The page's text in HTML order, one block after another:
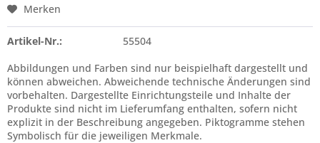
Merken
Artikel-Nr.:
55504
Abbildungen und Farben sind nur beispielhaft dargestellt und
können abweichen. Abweichende technische Änderungen sind
vorbehalten. Dargestellte Einrichtungsteile und Inhalte der
Produkte sind nicht im Lieferumfang enthalten, sofern nicht
explizit in der Beschreibung angegeben. Piktogramme stehen
Symbolisch für die jeweiligen Merkmale.